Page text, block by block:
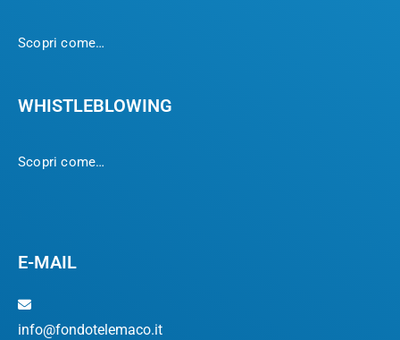
Scopri come…
WHISTLEBLOWING
Scopri come…
E-MAIL
info@fondotelemaco.it